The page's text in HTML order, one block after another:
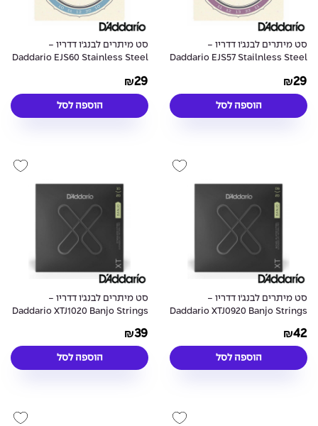
סט מיתרים לבנג'ו דדריו -
Daddario EJS57 Stailnless Steel
₪29
הוספה לסל
סט מיתרים לבנג'ו דדריו -
Daddario EJS60 Stainless Steel
₪29
הוספה לסל
סט מיתרים לבנג'ו דדריו -
Daddario XTJ0920 Banjo Strings
₪42
הוספה לסל
סט מיתרים לבנג'ו דדריו -
Daddario XTJ1020 Banjo Strings
₪39
הוספה לסל